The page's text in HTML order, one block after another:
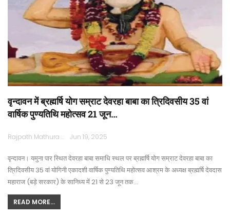
वृन्दावन में ब्रह्मर्षि योग सम्राट देवरहा बाबा का त्रिदिवसीय 35 वां
वार्षिक पुण्यतिथि महोत्सव 21 जून…
Rajpath Mathura Jun 19, 2025
वृन्दावन। यमुना पार स्थित देवरहा बाबा समाधि स्थल पर ब्रह्मर्षि योग सम्राट देवरहा बाबा का
त्रिदिवसीय 35 वां योगिनी एकादशी वार्षिक पुण्यतिथि महोत्सव आश्रम के अध्यक्ष ब्रह्मर्षि देवदास
महाराज (बड़े सरकार) के सानिध्य में 21 से 23 जून तक…
READ MORE...